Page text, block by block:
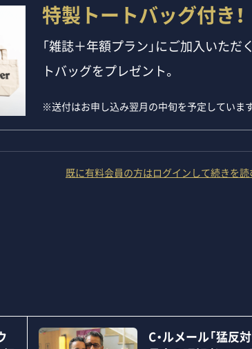
特製トートバッグ付き！
「雑誌＋年額プラン」にご加入いた
トバッグをプレゼント。
※送付はお申し込み翌月の中旬を予定していま
既に有料会員の方はログインして続きを読
C・ルメール「猛反